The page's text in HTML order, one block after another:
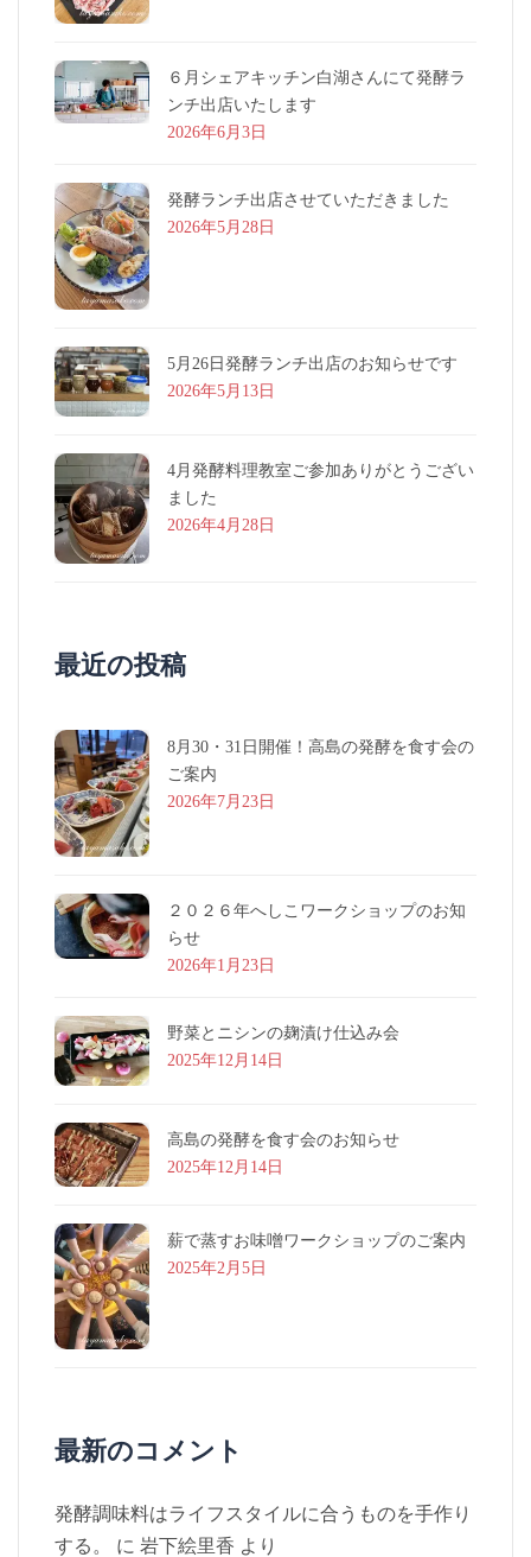
６月シェアキッチン白湖さんにて発酵ラ
ンチ出店いたします
2026年6月3日
発酵ランチ出店させていただきました
2026年5月28日
5月26日発酵ランチ出店のお知らせです
2026年5月13日
4月発酵料理教室ご参加ありがとうござい
ました
2026年4月28日
最近の投稿
8月30・31日開催！高島の発酵を食す会の
ご案内
2026年7月23日
２０２６年へしこワークショップのお知
らせ
2026年1月23日
野菜とニシンの麹漬け仕込み会
2025年12月14日
高島の発酵を食す会のお知らせ
2025年12月14日
薪で蒸すお味噌ワークショップのご案内
2025年2月5日
最新のコメント
発酵調味料はライフスタイルに合うものを手作り
する。
に 岩下絵里香 より